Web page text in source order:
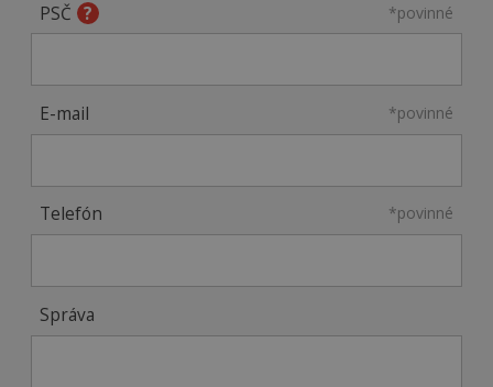
PSČ *povinné
E-mail *povinné
Telefón *povinné
Správa